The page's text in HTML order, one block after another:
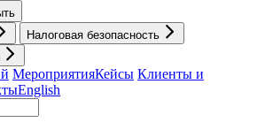
Налоговая безопасность
МероприятияКейсы Клиенты и
English